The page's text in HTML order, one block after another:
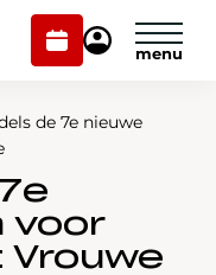
Plan
onderhoud
Mijn
de 7e nieuwe
voor
Vrouwe